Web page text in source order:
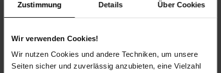
Zustimmung Details Über Cookies
Wir verwenden Cookies!
Wir nutzen Cookies und andere Techniken, um unsere
Seiten sicher und zuverlässig anzubieten, eine Vielzahl
Frucht: Essbare Beeren
Blattform: Eiförmig
Standort und Pflege
windgeschützt
Pflegeaufwand: Mittel